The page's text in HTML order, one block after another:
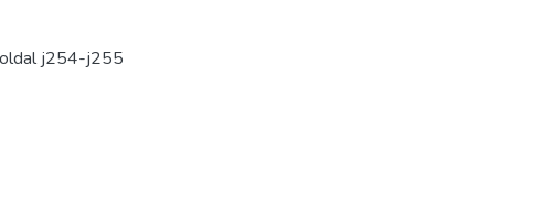
oldal j254-j255